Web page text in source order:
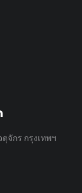
จักร กรุงเทพฯ